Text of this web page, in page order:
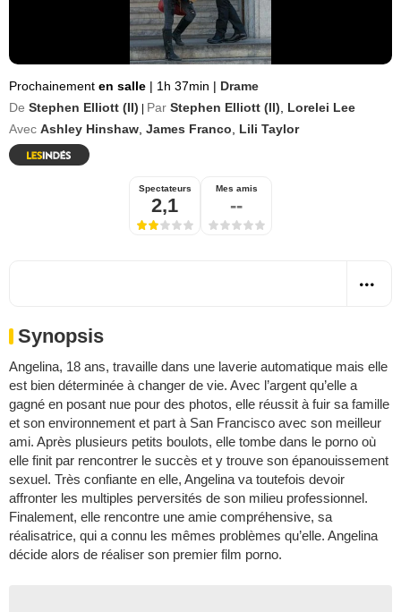
Prochainement en salle | 1h 37min | Drame
De Stephen Elliott (II) Par Stephen Elliott (II)
Lorelei Lee
Avec Ashley Hinshaw James Franco Lili Taylor
Spectateurs
2,1
Mes amis
--
Synopsis
Angelina, 18 ans, travaille dans une laverie automatique mais elle
est bien déterminée à changer de vie. Avec l’argent qu’elle a
gagné en posant nue pour des photos, elle réussit à fuir sa famille
et son environnement et part à San Francisco avec son meilleur
ami. Après plusieurs petits boulots, elle tombe dans le porno où
elle finit par rencontrer le succès et y trouve son épanouissement
sexuel. Très confiante en elle, Angelina va toutefois devoir
affronter les multiples perversités de son milieu professionnel.
Finalement, elle rencontre une amie compréhensive, sa
réalisatrice, qui a connu les mêmes problèmes qu’elle. Angelina
décide alors de réaliser son premier film porno.